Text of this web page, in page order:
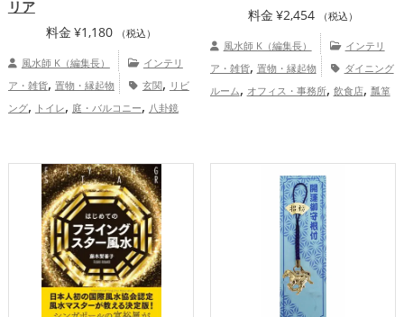
リア
料金 ¥1,180 （税込）
風水師 K（編集長）
インテリ
ア・雑貨, 置物・縁起物 玄関, リビ
ング, トイレ, 庭・バルコニー, 八卦鏡
料金 ¥2,454 （税込）
風水師 K（編集長）
インテリ
ア・雑貨, 置物・縁起物
ダイニング
ルーム, オフィス・事務所, 飲食店, 瓢箪